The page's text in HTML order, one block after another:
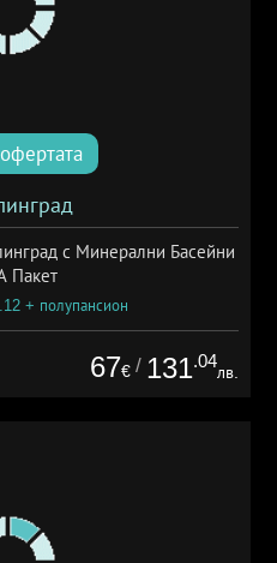
с Минерални Басейни
Пакет
+ полупансион
67€ / 131.04
лв.